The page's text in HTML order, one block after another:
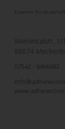
Expertin für
Wiesentalstr. 1/1
88074
07542 - 9466882